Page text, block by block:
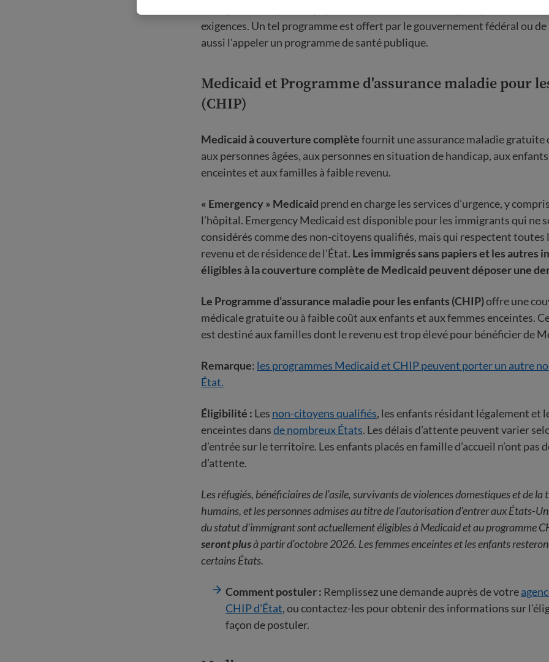
exigences. Un tel programme est offert par le gouvernement fédéral ou de
aussi l'appeler un programme de santé publique.
Medicaid et Programme d'assurance maladie pour
(CHIP)
Medicaid à couverture complètefournit une assurance maladie gratuite
aux personnes âgées, aux personnes en situation de handicap, aux
enceintes et aux familles à faible revenu.
« Emergency » Medicaid prend en charge les services d’urgence, y
l’hôpital. Emergency Medicaid est disponible pour les immigrants qui ne
considérés comme des non-citoyens qualifiés, mais qui respectent toutes
revenu et de résidence de l’État. Les immigrés sans papiers et les autres
éligibles à la couverture complète de Medicaid peuvent déposer une
Le Programme d’assurance maladie pour les enfants (CHIP)offre une
médicale gratuite ou à faible coût aux enfants et aux femmes enceintes.
est destiné aux familles dont le revenu est trop élevé pour bénéficier de
Remarque: les programmes Medicaid et CHIP peuvent porter un autre
État.
Éligibilité : Les non-citoyens qualifiés, les enfants résidant légalement et
enceintes dansde nombreux États. Les délais d’attente peuvent varier
d’entrée sur le territoire. Les enfants placés en famille d’accueil n’ont pas
d’attente.
Les réfugiés, bénéficiaires de l’asile, survivants de violences domestiques et de la
humains, et les personnes admises au titre de l'autorisation d'entrer aux États-
du statut d'immigrant sont actuellement éligibles à Medicaid et au programme
seront plusà partir d’octobre 2026. Les femmes enceintes et les enfants
certains États.
Comment postuler : Remplissez une demande auprès de votre
CHIP d'État, ou contactez-les pour obtenir des informations sur
façon de postuler.